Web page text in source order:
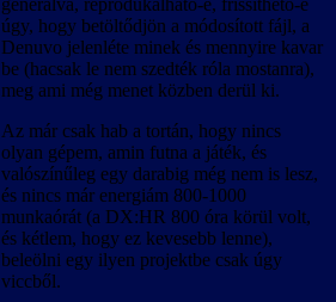
generálva, reprodukálható-e, frissíthető-e
úgy, hogy betöltődjön a módosított fájl, a
Denuvo jelenléte minek és mennyire kavar
be (hacsak le nem szedték róla mostanra),
meg ami még menet közben derül ki.
Az már csak hab a tortán, hogy nincs
olyan gépem, amin futna a játék, és
valószínűleg egy darabig még nem is lesz,
és nincs már energiám 800-1000
munkaórát (a DX:HR 800 óra körül volt,
és kétlem, hogy ez kevesebb lenne),
beleölni egy ilyen projektbe csak úgy
viccből.